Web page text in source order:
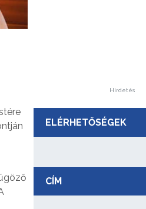
Hirdetés
ELÉRHETŐSÉGEK
CÍM